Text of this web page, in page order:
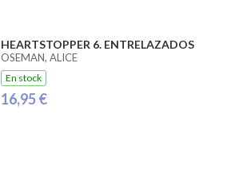
HEARTSTOPPER 6. ENTRELAZADOS
OSEMAN, ALICE
En stock
16,95 €